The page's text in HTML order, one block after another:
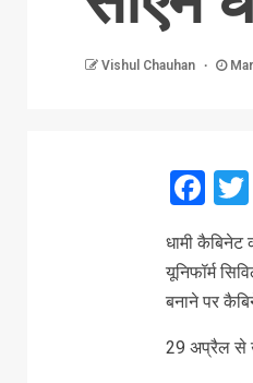
Vishul Chauhan
धामी कैबिनेट
यूनिफॉर्म
बनाने पर
29 अप्रैल से